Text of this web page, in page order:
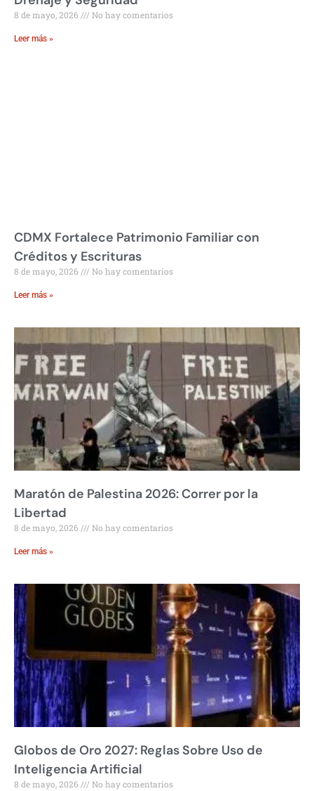
8 de mayo, 2026 No hay comentarios
Leer más »
CDMX Fortalece Patrimonio Familiar con
Créditos y Escrituras
8 de mayo, 2026 No hay comentarios
Leer más »
Maratón de Palestina 2026: Correr por la
Libertad
8 de mayo, 2026 No hay comentarios
Leer más »
Globos de Oro 2027: Reglas Sobre Uso de
Inteligencia Artificial
8 de mayo, 2026 No hay comentarios